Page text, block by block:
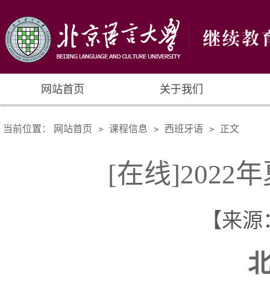
网站首页 关于我们
当前位置： 网站首页 > 课程信息 > 西班牙语 > 正文
[在线]2022
【来